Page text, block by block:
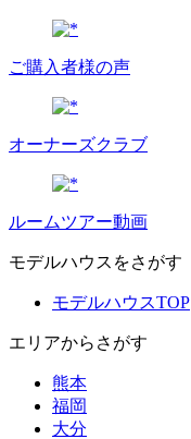
ご購入者様の声
オーナーズクラブ
ルームツアー動画
モデルハウスをさがす
モデルハウスTOP
エリアからさがす
熊本
福岡
大分